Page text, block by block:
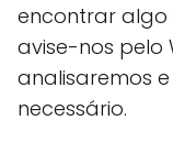
encontrar algo
avise-nos pelo
analisaremos
necessário.